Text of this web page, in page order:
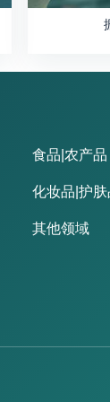
食品|农产品
化妆品|护肤
其他领域